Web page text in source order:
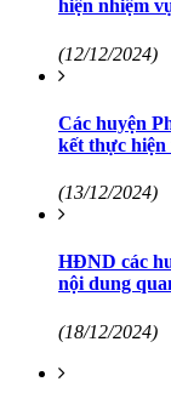
hiện nhiệm
(12/12/2024)
Các huyện
kết thực hiện
(13/12/2024)
HĐND các
nội dung
(18/12/2024)